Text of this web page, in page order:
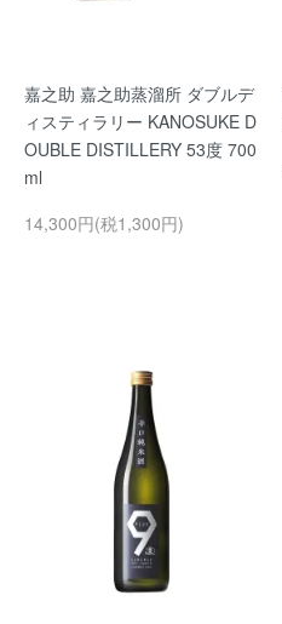
嘉之助 嘉之助蒸溜所 ダブルデ
ィスティラリー KANOSUKE D
OUBLE DISTILLERY 53度 700
ml
14,300円(税1,300円)